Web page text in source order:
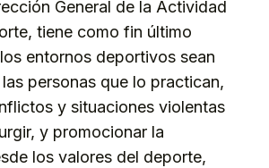
General de la Actividad
tiene como fin último
entornos deportivos sean
personas que lo practican,
y situaciones violentas
y promocionar la
los valores del deporte,